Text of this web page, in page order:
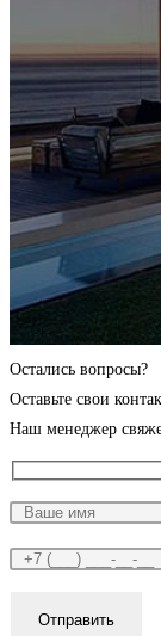
Остались вопросы?
Оставьте свои
Наш менеджер